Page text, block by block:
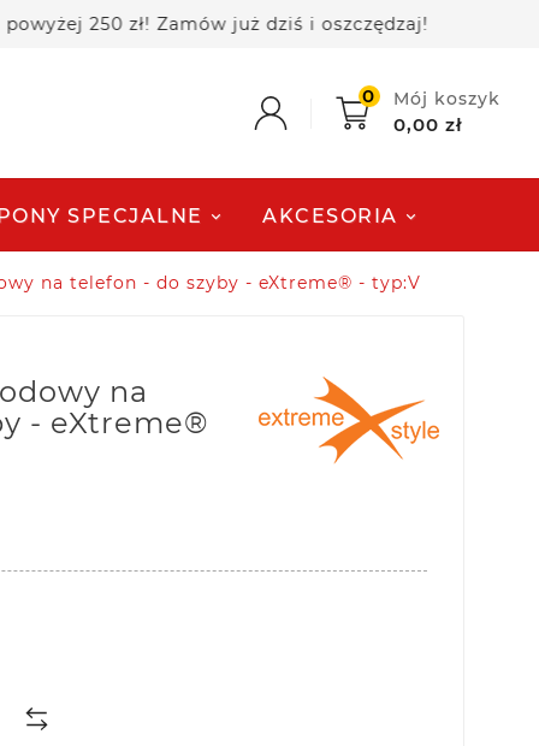
250 zł! Zamów już dziś i oszczędzaj!
0 Mój koszyk
0,00 zł
SPECJALNE AKCESORIA
na telefon - do szyby - eXtreme® - typ:V
na
- eXtreme®